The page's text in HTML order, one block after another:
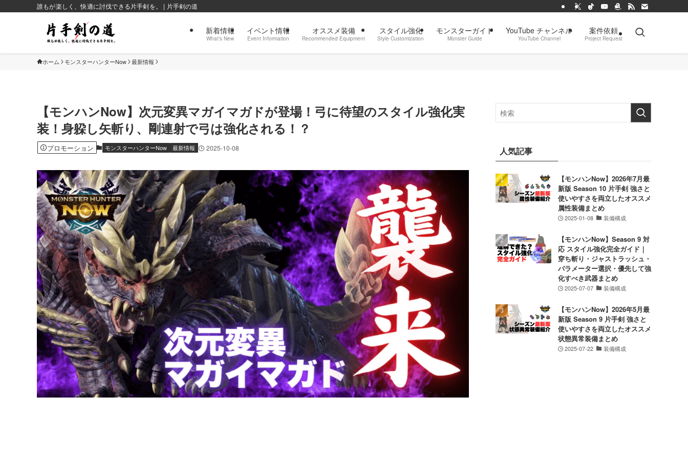
誰もが楽しく、快適に討伐できる片手剣を。 | 片手剣の道
新着情報
What’s New
イベント情報
Event Information
オススメ装備
Recommended Equipment
スタイル強化
Style Customization
モンスターガイド
Monster Guide
YouTube チャンネル
YouTube Channel
案件依頼
Project Request
ホーム モンスターハンターNow 最新情報
【モンハンNow】次元変異マガイマガドが登場！弓に待望のスタイル強化実
装！身躱し矢斬り、剛連射で弓は強化される！？
プロモーション モンスターハンターNow 最新情報 2025-10-08 人気記事
【モンハンNow】2026年7月最
新版 Season 10 片手剣 強さと
使いやすさを両立したオススメ
属性装備まとめ
2025-01-08 装備構成
【モンハンNow】Season 9 対
応 スタイル強化完全ガイド｜
穿ち斬り・ジャストラッシュ・
パラメーター選択・優先して強
化すべき武器まとめ
2025-07-07 装備構成
【モンハンNow】2026年5月最
新版 Season 9 片手剣 強さと
使いやすさを両立したオススメ
状態異常装備まとめ
2025-07-22 装備構成